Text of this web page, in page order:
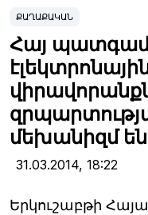
ՔԱՂԱՔԱԿԱՆ
Հայ
մեխանիզմ են
31.03.2014, 18:22
Երկուշաբթի